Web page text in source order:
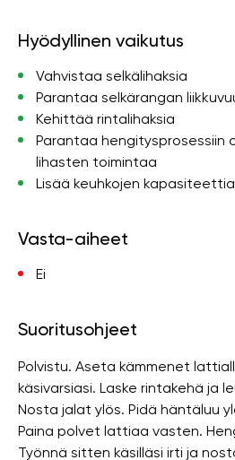
Hyödyllinen vaikutus
Vahvistaa selkälihaksia
Parantaa selkärangan
Kehittää rintalihaksia
Parantaa hengitysprosessiin
lihasten toimintaa
Lisää keuhkojen kapasiteettia
Vasta-aiheet
Ei
Suoritusohjeet
Polvistu. Aseta kämmenet
käsivarsiasi. Laske rintakehä ja
Nosta jalat ylös. Pidä häntäluu
Paina polvet lattiaa vasten.
Työnnä sitten käsilläsi irti ja